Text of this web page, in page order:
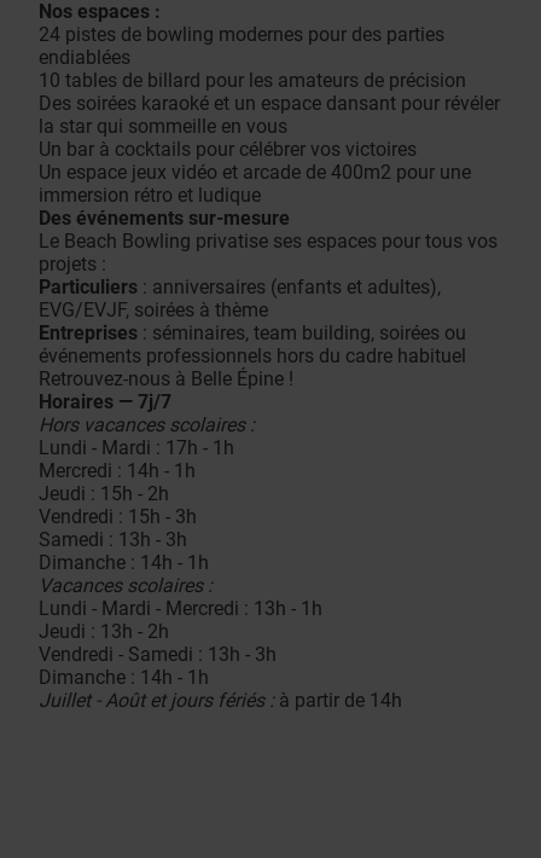
Nos espaces :
24 pistes de bowling modernes pour des parties
endiablées
10 tables de billard pour les amateurs de précision
Des soirées karaoké et un espace dansant pour révéler
la star qui sommeille en vous
Un bar à cocktails pour célébrer vos victoires
Un espace jeux vidéo et arcade de 400m2 pour une
immersion rétro et ludique
Des événements sur-mesure
Le Beach Bowling privatise ses espaces pour tous vos
projets :
Particuliers : anniversaires (enfants et adultes),
EVG/EVJF, soirées à thème
Entreprises : séminaires, team building, soirées ou
événements professionnels hors du cadre habituel
Retrouvez-nous à Belle Épine !
Horaires — 7j/7
Hors vacances scolaires :
Lundi - Mardi : 17h - 1h
Mercredi : 14h - 1h
Jeudi : 15h - 2h
Vendredi : 15h - 3h
Samedi : 13h - 3h
Dimanche : 14h - 1h
Vacances scolaires :
Lundi - Mardi - Mercredi : 13h - 1h
Jeudi : 13h - 2h
Vendredi - Samedi : 13h - 3h
Dimanche : 14h - 1h
Juillet - Août et jours fériés :à partir de 14h